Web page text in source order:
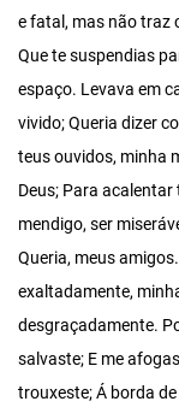
e fatal, mas não traz
Que te suspendias
espaço. Levava em
vivido; Queria dizer
teus ouvidos, minha
Deus; Para
mendigo, ser
Queria, meus
exaltadamente,
desgraçadamente.
salvaste; E me
trouxeste; Á borda